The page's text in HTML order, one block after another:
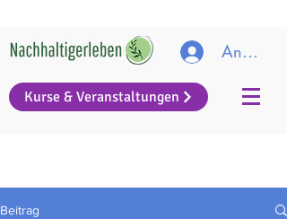
Anmelden
Kurse & Veranstaltungen
Beitrag